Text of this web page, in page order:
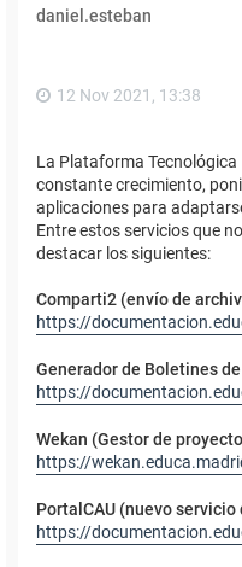
daniel.esteban
12 Nov 2021, 13:38
La Plataforma
constante crecimiento,
aplicaciones para
Entre estos servicios que
destacar los siguientes:
Comparti2 (envío de
https://
Generador de Boletines
https://
Wekan (Gestor de
https://
PortalCAU (nuevo
https://